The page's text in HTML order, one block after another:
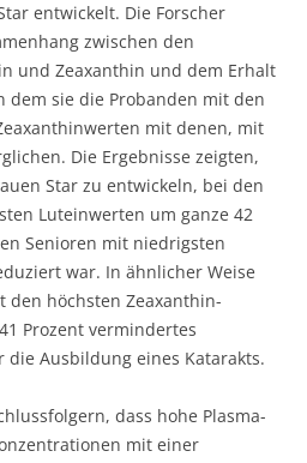
entwickelt. Die Forscher
zwischen den
und Zeaxanthin und dem Erhalt
dem sie die Probanden mit den
mit denen, mit
Die Ergebnisse zeigten,
Star zu entwickeln, bei den
Luteinwerten um ganze 42
Senioren mit niedrigsten
war. In ähnlicher Weise
den höchsten Zeaxanthin-
Prozent vermindertes
Ausbildung eines Katarakts.
dass hohe Plasma-
mit einer